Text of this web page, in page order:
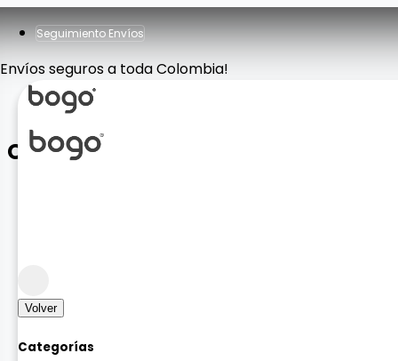
Seguimiento Envíos
Envíos seguros a toda Colombia!
Volver
Categorías
COMBO TECLADO+MOUSE 8875